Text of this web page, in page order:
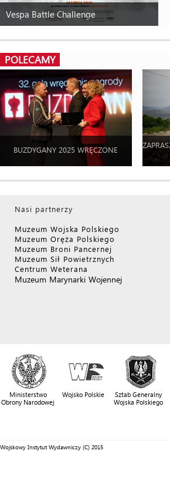
Vespa Battle Challenge
POLECAMY
BUZDYGANY 2025 WRĘCZONE
Nasi partnerzy
Muzeum Wojska Polskiego
Muzeum Oręża Polskiego
Muzeum Broni Pancernej
Muzeum Sił Powietrznych
Centrum Weterana
Muzeum Marynarki Wojennej
Ministerstwo
Obrony Narodowej
Wojsko Polskie
Sztab Generalny
Wojska Polskiego
Wojskowy Instytut Wydawniczy (C) 2015